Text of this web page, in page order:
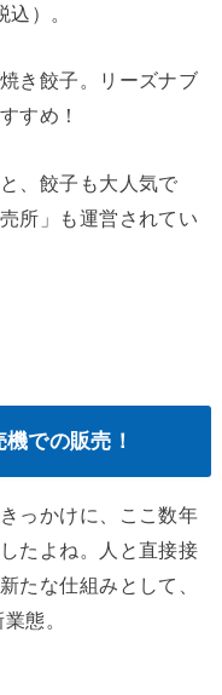
）。
き餃子。リーズナブ
すめ！
、餃子も大人気で
所」も運営されてい
での販売！
っかけに、ここ数年
たよね。人と直接接
たな仕組みとして、
態。